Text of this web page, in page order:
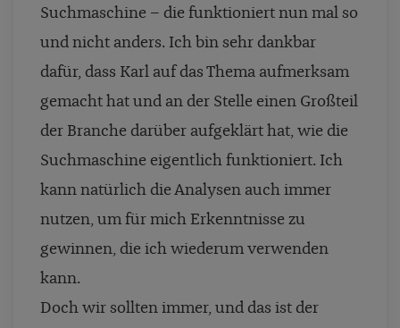
Suchmaschine – die funktioniert nun mal so
und nicht anders. Ich bin sehr dankbar
dafür, dass Karl auf das Thema aufmerksam
gemacht hat und an der Stelle einen Großteil
der Branche darüber aufgeklärt hat, wie die
Suchmaschine eigentlich funktioniert. Ich
kann natürlich die Analysen auch immer
nutzen, um für mich Erkenntnisse zu
gewinnen, die ich wiederum verwenden
kann.
Doch wir sollten immer, und das ist der